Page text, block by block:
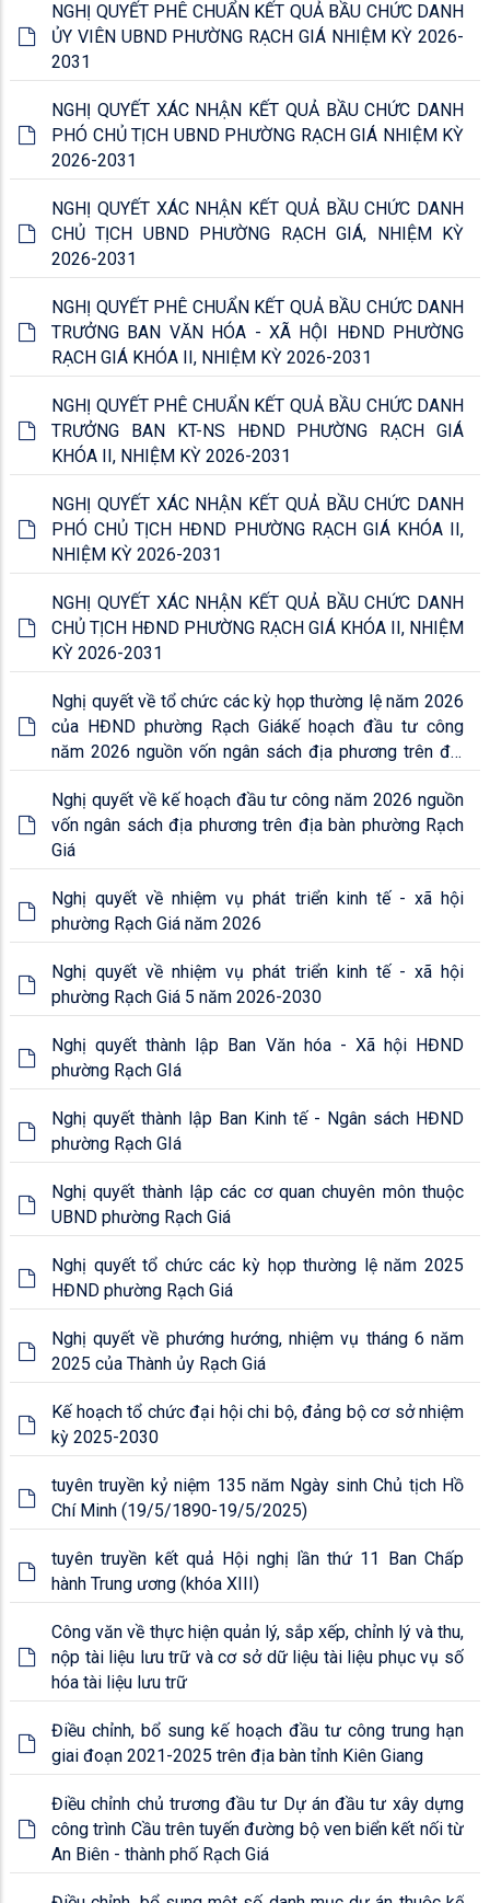
NGHỊ QUYẾT PHÊ CHUẨN KẾT QUẢ BẦU CHỨC DANH
ỦY VIÊN UBND PHƯỜNG RẠCH GIÁ NHIỆM KỲ 2026-
2031
NGHỊ QUYẾT XÁC NHẬN KẾT QUẢ BẦU CHỨC DANH
PHÓ CHỦ TỊCH UBND PHƯỜNG RẠCH GIÁ NHIỆM KỲ
2026-2031
NGHỊ QUYẾT XÁC NHẬN KẾT QUẢ BẦU CHỨC DANH
CHỦ TỊCH UBND PHƯỜNG RẠCH GIÁ, NHIỆM KỲ
2026-2031
NGHỊ QUYẾT PHÊ CHUẨN KẾT QUẢ BẦU CHỨC DANH
TRƯỞNG BAN VĂN HÓA - XÃ HỘI HĐND PHƯỜNG
RẠCH GIÁ KHÓA II, NHIỆM KỲ 2026-2031
NGHỊ QUYẾT PHÊ CHUẨN KẾT QUẢ BẦU CHỨC DANH
TRƯỞNG BAN KT-NS HĐND PHƯỜNG RẠCH GIÁ
KHÓA II, NHIỆM KỲ 2026-2031
NGHỊ QUYẾT XÁC NHẬN KẾT QUẢ BẦU CHỨC DANH
PHÓ CHỦ TỊCH HĐND PHƯỜNG RẠCH GIÁ KHÓA II,
NHIỆM KỲ 2026-2031
NGHỊ QUYẾT XÁC NHẬN KẾT QUẢ BẦU CHỨC DANH
CHỦ TỊCH HĐND PHƯỜNG RẠCH GIÁ KHÓA II, NHIỆM
KỲ 2026-2031
Nghị quyết về tổ chức các kỳ họp thường lệ năm 2026
của HĐND phường Rạch Giákế hoạch đầu tư công
năm 2026 nguồn vốn ngân sách địa phương trên địa
bàn phường Rạch Giá
Nghị quyết về kế hoạch đầu tư công năm 2026 nguồn
vốn ngân sách địa phương trên địa bàn phường Rạch
Giá
Nghị quyết về nhiệm vụ phát triển kinh tế - xã hội
phường Rạch Giá năm 2026
Nghị quyết về nhiệm vụ phát triển kinh tế - xã hội
phường Rạch Giá 5 năm 2026-2030
Nghị quyết thành lập Ban Văn hóa - Xã hội HĐND
phường Rạch GIá
Nghị quyết thành lập Ban Kinh tế - Ngân sách HĐND
phường Rạch GIá
Nghị quyết thành lập các cơ quan chuyên môn thuộc
UBND phường Rạch Giá
Nghị quyết tổ chức các kỳ họp thường lệ năm 2025
HĐND phường Rạch Giá
Nghị quyết về phướng hướng, nhiệm vụ tháng 6 năm
2025 của Thành ủy Rạch Giá
Kế hoạch tổ chức đại hội chi bộ, đảng bộ cơ sở nhiệm
kỳ 2025-2030
tuyên truyền kỷ niệm 135 năm Ngày sinh Chủ tịch Hồ
Chí Minh (19/5/1890-19/5/2025)
tuyên truyền kết quả Hội nghị lần thứ 11 Ban Chấp
hành Trung ương (khóa XIII)
Công văn về thực hiện quản lý, sắp xếp, chỉnh lý và thu,
nộp tài liệu lưu trữ và cơ sở dữ liệu tài liệu phục vụ số
hóa tài liệu lưu trữ
Điều chỉnh, bổ sung kế hoạch đầu tư công trung hạn
giai đoạn 2021-2025 trên địa bàn tỉnh Kiên Giang
Điều chỉnh chủ trương đầu tư Dự án đầu tư xây dựng
công trình Cầu trên tuyến đường bộ ven biển kết nối từ
An Biên - thành phố Rạch Giá